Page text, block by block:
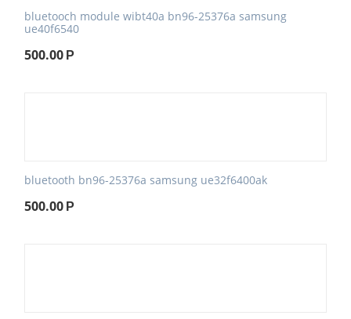
bluetooch module wibt40a bn96-25376a samsung
ue40f6540
500.00 Р
bluetooth bn96-25376a samsung ue32f6400ak
500.00 Р